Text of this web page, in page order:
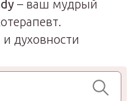
– ваш мудрый
духовности